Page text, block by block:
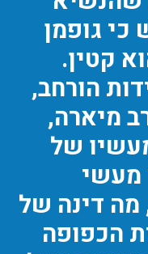
כי גופמן
קטין.
הורחב,
מיארה,
של
מעשי
מה דינה של
הכפופה